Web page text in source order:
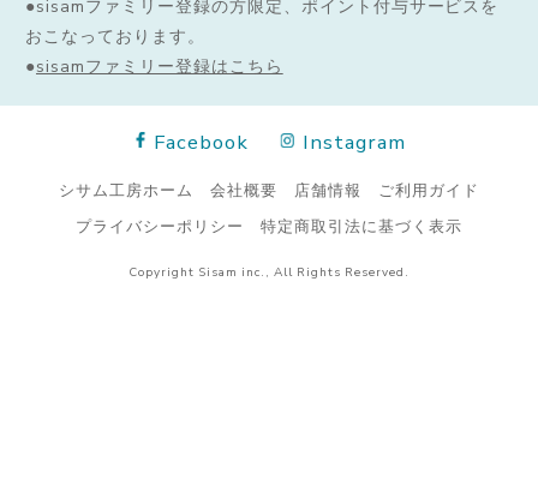
●sisamファミリー登録の方限定、ポイント付与サービスを
おこなっております。
●sisamファミリー登録はこちら
Facebook Instagram
シサム工房ホーム 会社概要 店舗情報
ご利用ガイド
プライバシーポリシー
特定商取引法に基づく表示
Copyright Sisam inc., All Rights Reserved.